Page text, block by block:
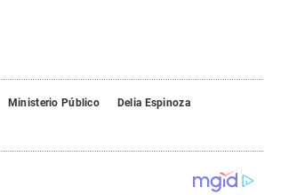
Ministerio Público
Delia Espinoza